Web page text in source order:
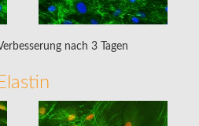
nach 3 Tagen